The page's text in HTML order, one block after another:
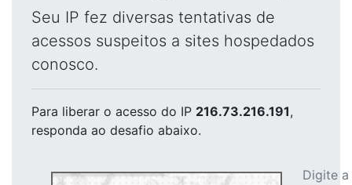
Seu IP fez diversas tentativas de
acessos suspeitos a sites hospedados
conosco.
Para liberar o acesso do IP 216.73.216.191,
responda ao desafio abaixo.
Digite